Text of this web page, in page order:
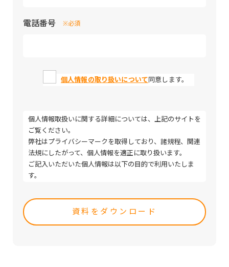
電話番号 ※必須
個人情報の取り扱いについて 同意します。
個人情報取扱いに関する詳細については、上記のサイトを
ご覧ください。
弊社はプライバシーマークを取得しており、諸規程、関連
法規にしたがって、個人情報を適正に取り扱います。
ご記入いただいた個人情報は以下の目的で利用いたしま
す。
注、決済および対応
・取引（提案）に基づく役務等の授受
・当社サービス等に関する情報の提供、収集および伝達
leave
this
field